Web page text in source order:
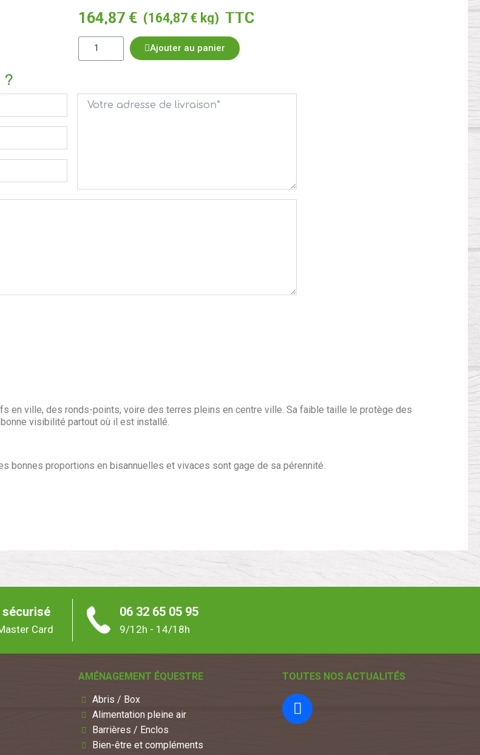
164,87 € (164,87 € kg) TTC
Ajouter au panier
?
en ville, des ronds-points, voire des terres pleins en centre ville. Sa faible taille le protège des
visibilité partout où il est installé.
bonnes proportions en bisannuelles et vivaces sont gage de sa pérennité.
sécurisé
Card
06 32 65 05 95
9/12h - 14/18h
AMÉNAGEMENT ÉQUESTRE
Abris / Box
Alimentation pleine air
Barrières / Enclos
Bien-être et compléments
TOUTES NOS ACTUALITÉS